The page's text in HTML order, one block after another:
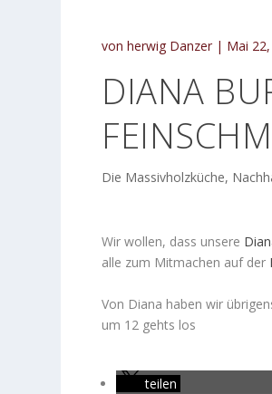
vonherwig Danzer | Mai
DIANA
Die Massivholzküche,
Wir wollen, dass unsere
alle zum Mitmachen auf der
Von Diana haben wir
um 12 gehts los
teilen